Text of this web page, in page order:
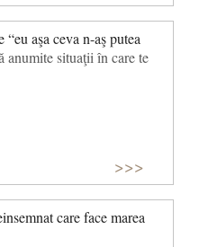
aşa ceva n-aş putea
anumite situaţii în care te
>>>
care face marea